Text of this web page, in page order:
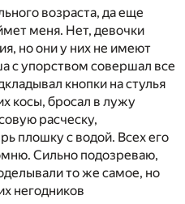
возраста, да еще
меня. Нет, девочки
но они у них не имеют
с упорством совершал все
кнопки на стулья
косы, бросал в лужу
расческу,
плошку с водой. Всех его
Сильно подозреваю,
то же самое, но
негодников